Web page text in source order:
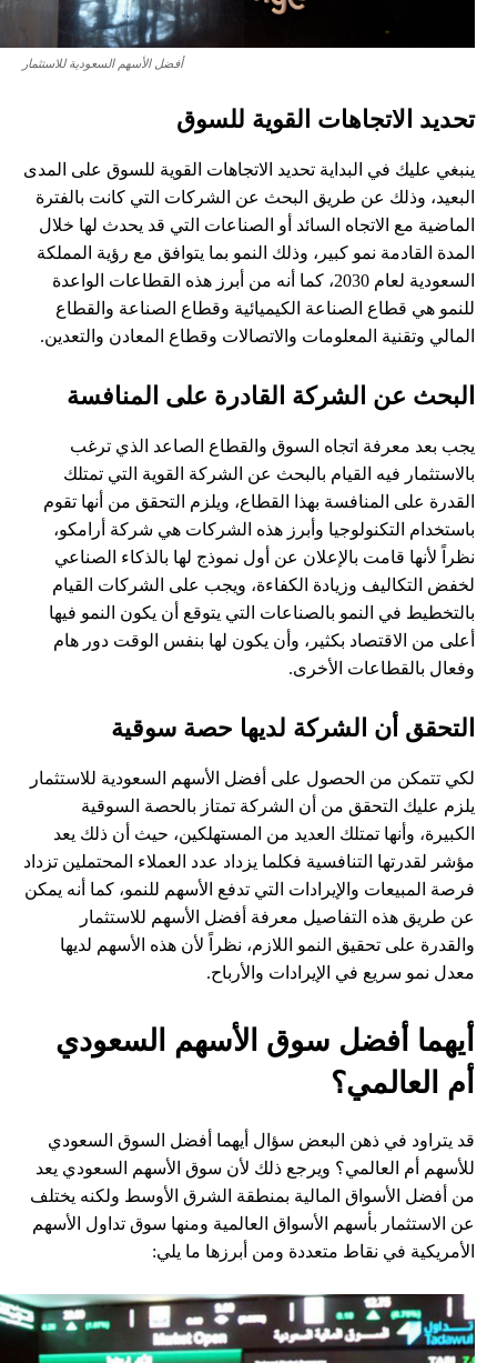
أفضل الأسهم السعودية للاستثمار
تحديد الاتجاهات القوية للسوق
ينبغي عليك في البداية تحديد الاتجاهات القوية للسوق على المدى
البعيد، وذلك عن طريق البحث عن الشركات التي كانت بالفترة
الماضية مع الاتجاه السائد أو الصناعات التي قد يحدث لها خلال
المدة القادمة نمو كبير، وذلك النمو بما يتوافق مع رؤية المملكة
السعودية لعام 2030، كما أنه من أبرز هذه القطاعات الواعدة
للنمو هي قطاع الصناعة الكيميائية وقطاع الصناعة والقطاع
المالي وتقنية المعلومات والاتصالات وقطاع المعادن والتعدين.
البحث عن الشركة القادرة على المنافسة
يجب بعد معرفة اتجاه السوق والقطاع الصاعد الذي ترغب
بالاستثمار فيه القيام بالبحث عن الشركة القوية التي تمتلك
القدرة على المنافسة بهذا القطاع، ويلزم التحقق من أنها تقوم
باستخدام التكنولوجيا وأبرز هذه الشركات هي شركة أرامكو،
نظراً لأنها قامت بالإعلان عن أول نموذج لها بالذكاء الصناعي
لخفض التكاليف وزيادة الكفاءة، ويجب على الشركات القيام
بالتخطيط في النمو بالصناعات التي يتوقع أن يكون النمو فيها
أعلى من الاقتصاد بكثير، وأن يكون لها بنفس الوقت دور هام
وفعال بالقطاعات الأخرى.
التحقق أن الشركة لديها حصة سوقية
لكي تتمكن من الحصول على أفضل الأسهم السعودية للاستثمار
يلزم عليك التحقق من أن الشركة تمتاز بالحصة السوقية
الكبيرة، وأنها تمتلك العديد من المستهلكين، حيث أن ذلك يعد
مؤشر لقدرتها التنافسية فكلما يزداد عدد العملاء المحتملين تزداد
فرصة المبيعات والإيرادات التي تدفع الأسهم للنمو، كما أنه يمكن
عن طريق هذه التفاصيل معرفة أفضل الأسهم للاستثمار
والقدرة على تحقيق النمو اللازم، نظراً لأن هذه الأسهم لديها
معدل نمو سريع في الإيرادات والأرباح.
أيهما أفضل سوق الأسهم السعودي
أم العالمي؟
قد يتراود في ذهن البعض سؤال أيهما أفضل السوق السعودي
للأسهم أم العالمي؟ ويرجع ذلك لأن سوق الأسهم السعودي يعد
من أفضل الأسواق المالية بمنطقة الشرق الأوسط ولكنه يختلف
عن الاستثمار بأسهم الأسواق العالمية ومنها سوق تداول الأسهم
الأمريكية في نقاط متعددة ومن أبرزها ما يلي: